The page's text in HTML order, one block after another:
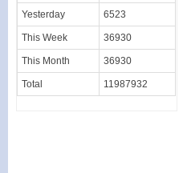
Yesterday 6523
This Week 36930
This Month 36930
Total 11987932